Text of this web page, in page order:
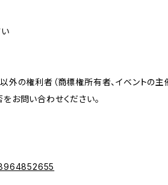
外の権利者（商標権所有者、イベントの
お問い合わせください。